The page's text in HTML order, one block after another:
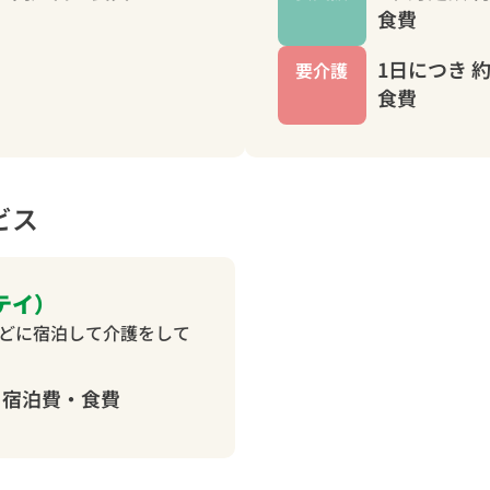
食費
要介護
1日につき
食費
ス
）
に宿泊して介護をして
泊費・食費